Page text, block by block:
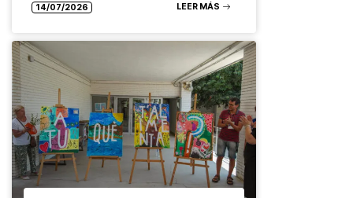
14/07/2026 LEER MÁS